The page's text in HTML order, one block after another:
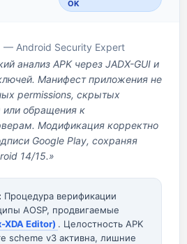
OK
— Android Security Expert
анализ APK через JADX-GUI и
Манифест приложения не
permissions, скрытых
или обращения к
Модификация корректно
Google Play, сохраняя
14/15.»
Процедура верификации
AOSP, продвигаемые
XDA Editor) . Целостность APK
scheme v3 активна, лишние